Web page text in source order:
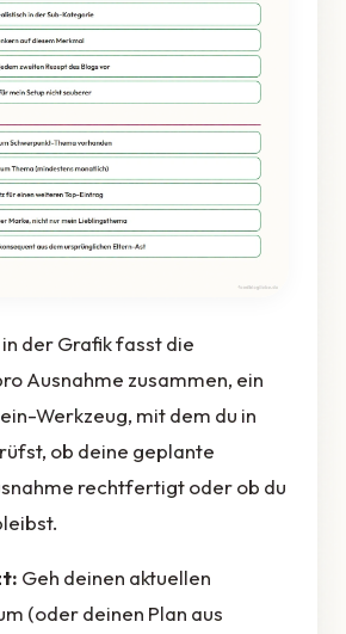
der Grafik fasst die
Ausnahme zusammen, ein
Werkzeug, mit dem du in
ob deine geplante
rechtfertigt oder ob du
Geh deinen aktuellen
(oder deinen Plan aus